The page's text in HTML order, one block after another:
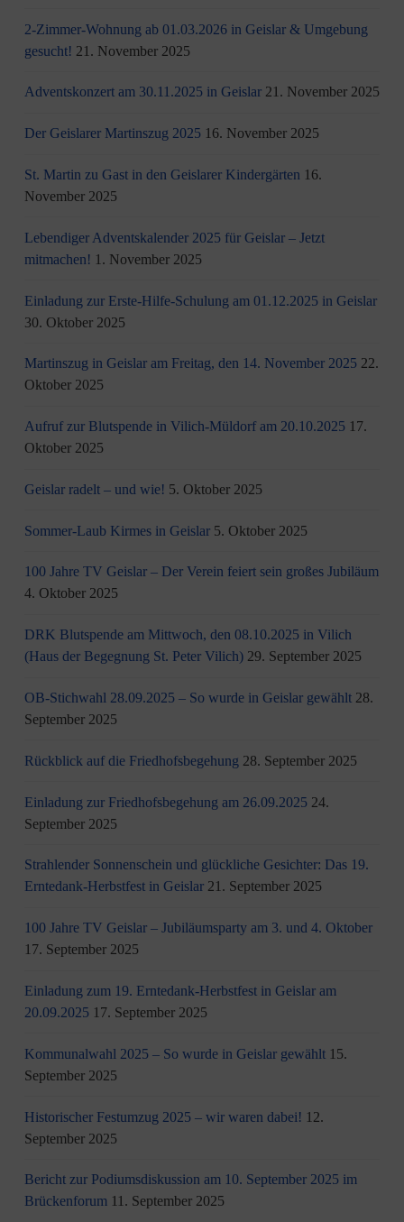
2-Zimmer-Wohnung ab 01.03.2026 in Geislar & Umgebung
gesucht! 21. November 2025
Adventskonzert am 30.11.2025 in Geislar 21. November 2025
Der Geislarer Martinszug 2025 16. November 2025
St. Martin zu Gast in den Geislarer Kindergärten 16.
November 2025
Lebendiger Adventskalender 2025 für Geislar – Jetzt
mitmachen! 1. November 2025
Einladung zur Erste-Hilfe-Schulung am 01.12.2025 in Geislar
30. Oktober 2025
Martinszug in Geislar am Freitag, den 14. November 2025 22.
Oktober 2025
Aufruf zur Blutspende in Vilich-Müldorf am 20.10.2025 17.
Oktober 2025
Geislar radelt – und wie! 5. Oktober 2025
Sommer-Laub Kirmes in Geislar 5. Oktober 2025
100 Jahre TV Geislar – Der Verein feiert sein großes Jubiläum
4. Oktober 2025
DRK Blutspende am Mittwoch, den 08.10.2025 in Vilich
(Haus der Begegnung St. Peter Vilich) 29. September 2025
OB-Stichwahl 28.09.2025 – So wurde in Geislar gewählt 28.
September 2025
Rückblick auf die Friedhofsbegehung 28. September 2025
Einladung zur Friedhofsbegehung am 26.09.2025 24.
September 2025
Strahlender Sonnenschein und glückliche Gesichter: Das 19.
Erntedank-Herbstfest in Geislar 21. September 2025
100 Jahre TV Geislar – Jubiläumsparty am 3. und 4. Oktober
17. September 2025
Einladung zum 19. Erntedank-Herbstfest in Geislar am
20.09.2025 17. September 2025
Kommunalwahl 2025 – So wurde in Geislar gewählt 15.
September 2025
Historischer Festumzug 2025 – wir waren dabei! 12.
September 2025
Bericht zur Podiumsdiskussion am 10. September 2025 im
Brückenforum 11. September 2025